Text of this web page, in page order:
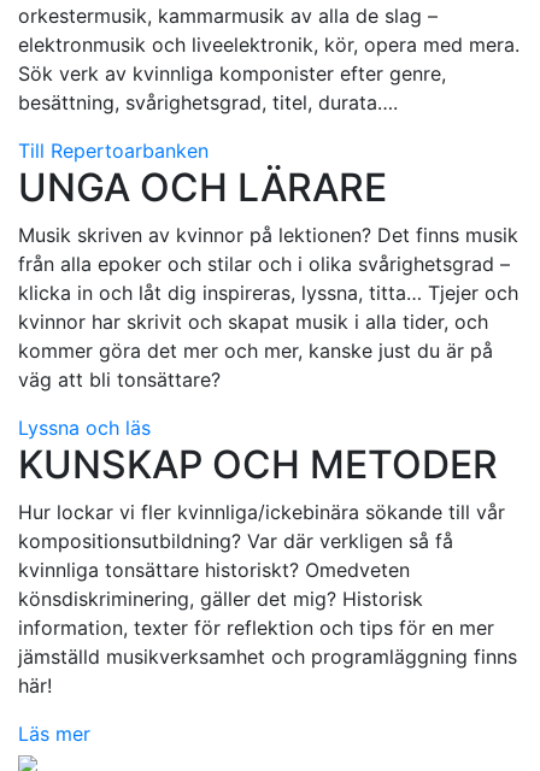
orkestermusik, kammarmusik av alla de slag –
elektronmusik och liveelektronik, kör, opera med mera.
Sök verk av kvinnliga komponister efter genre,
besättning, svårighetsgrad, titel, durata….
Till Repertoarbanken
UNGA OCH LÄRARE
Musik skriven av kvinnor på lektionen? Det finns musik
från alla epoker och stilar och i olika svårighetsgrad –
klicka in och låt dig inspireras, lyssna, titta… Tjejer och
kvinnor har skrivit och skapat musik i alla tider, och
kommer göra det mer och mer, kanske just du är på
väg att bli tonsättare?
Lyssna och läs
KUNSKAP OCH METODER
Hur lockar vi fler kvinnliga/ickebinära sökande till vår
kompositionsutbildning? Var där verkligen så få
kvinnliga tonsättare historiskt? Omedveten
könsdiskriminering, gäller det mig? Historisk
information, texter för reflektion och tips för en mer
jämställd musikverksamhet och programläggning finns
här!
Läs mer